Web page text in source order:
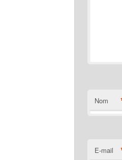
Nom
E-mail